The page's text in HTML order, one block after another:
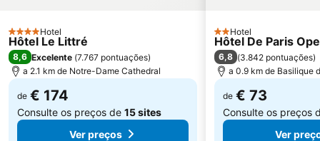
Gare de Neuilly - Porte Maillot Metro Station
Moulin Rouge
4 Estrelas
Hotel
Hôtel Le Littré
8,6 Excelente (7.767 pontuações)
a 2.1 km de Notre-Dame Cathedral
de € 174
Consulte os preços de 15 sites
Ver preços
2 Estrelas
Hotel
Hôtel De Paris
6,8 (3.842 pontuações)
a 0.9 km de Basilique
de € 73
Consulte os preços
Ver